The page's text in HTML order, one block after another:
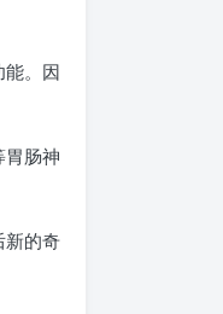
。因
肠神
新的奇